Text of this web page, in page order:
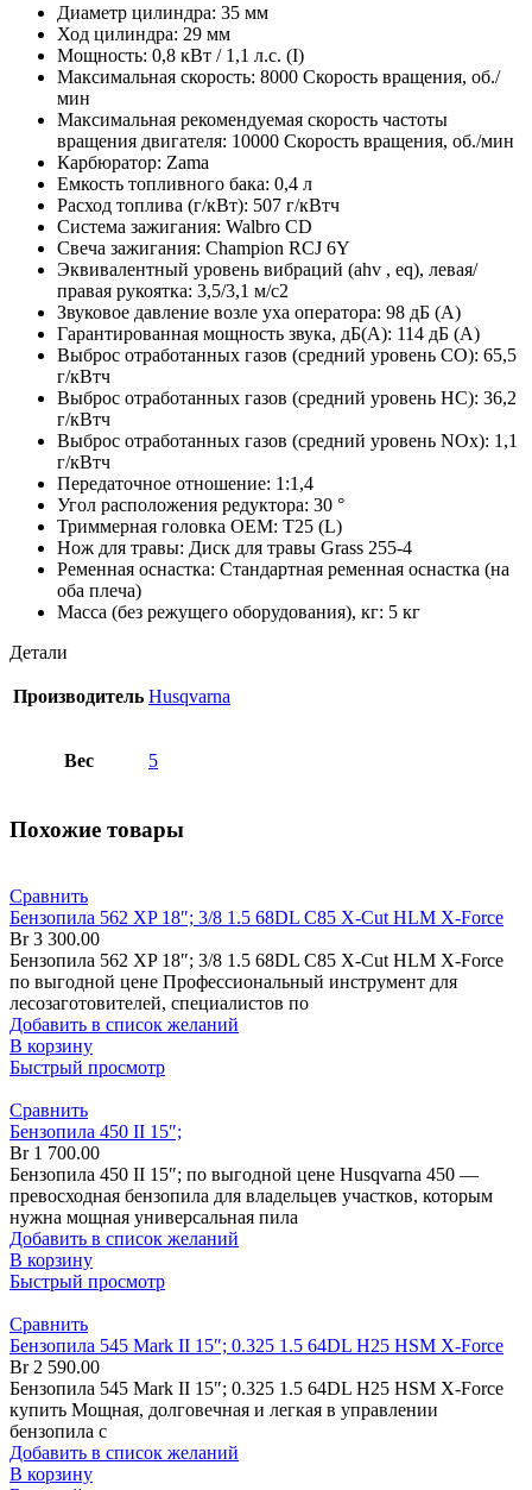
Диаметр цилиндра: 35 мм
Ход цилиндра: 29 мм
Мощность: 0,8 кВт / 1,1 л.с. (I)
Максимальная скорость: 8000 Скорость вращения, об./
мин
Максимальная рекомендуемая скорость частоты
вращения двигателя: 10000 Скорость вращения, об./мин
Карбюратор: Zama
Емкость топливного бака: 0,4 л
Расход топлива (г/кВт): 507 г/кВтч
Система зажигания: Walbro CD
Свеча зажигания: Champion RCJ 6Y
Эквивалентный уровень вибраций (ahv , eq), левая/
правая рукоятка: 3,5/3,1 м/с2
Звуковое давление возле уха оператора: 98 дБ (A)
Гарантированная мощность звука, дБ(А): 114 дБ (A)
Выброс отработанных газов (средний уровень CO): 65,5
г/кВтч
Выброс отработанных газов (средний уровень HC): 36,2
г/кВтч
Выброс отработанных газов (средний уровень NOx): 1,1
г/кВтч
Передаточное отношение: 1:1,4
Угол расположения редуктора: 30 °
Триммерная головка OEM: T25 (L)
Нож для травы: Диск для травы Grass 255-4
Ременная оснастка: Стандартная ременная оснастка (на
оба плеча)
Масса (без режущего оборудования), кг: 5 кг
Детали
Производитель Husqvarna
Вес 5
Похожие товары
Сравнить
Бензопила 562 XP 18″; 3/8 1.5 68DL C85 X-Cut HLM X-Force
Br3 300.00
Бензопила 562 XP 18″; 3/8 1.5 68DL C85 X-Cut HLM X-Force
по выгодной цене Профессиональный инструмент для
лесозаготовителей, специалистов по
Добавить в список желаний
В корзину
Быстрый просмотр
Сравнить
Бензопила 450 II 15″;
Br1 700.00
Бензопила 450 II 15″; по выгодной цене Husqvarna 450 —
превосходная бензопила для владельцев участков, которым
нужна мощная универсальная пила
Добавить в список желаний
В корзину
Быстрый просмотр
Сравнить
Бензопила 545 Mark II 15″; 0.325 1.5 64DL H25 HSM X-Force
Br2 590.00
Бензопила 545 Mark II 15″; 0.325 1.5 64DL H25 HSM X-Force
купить Мощная, долговечная и легкая в управлении
бензопила с
Добавить в список желаний
В корзину